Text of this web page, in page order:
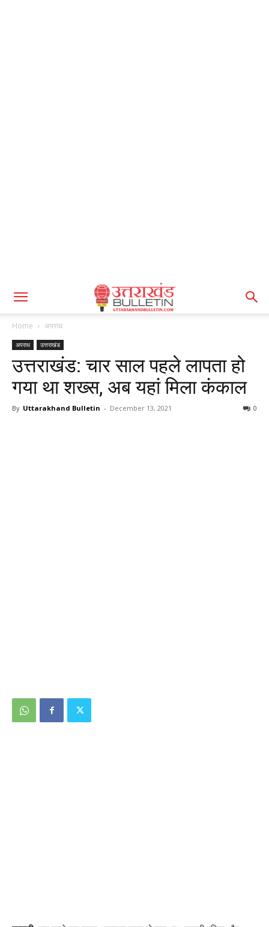
Home अपराध
अपराध उत्तराखंड
उत्तराखंड: चार साल पहले लापता हो
गया था शख्स, अब यहां मिला कंकाल
By Uttarakhand Bulletin - December 13, 2021 0